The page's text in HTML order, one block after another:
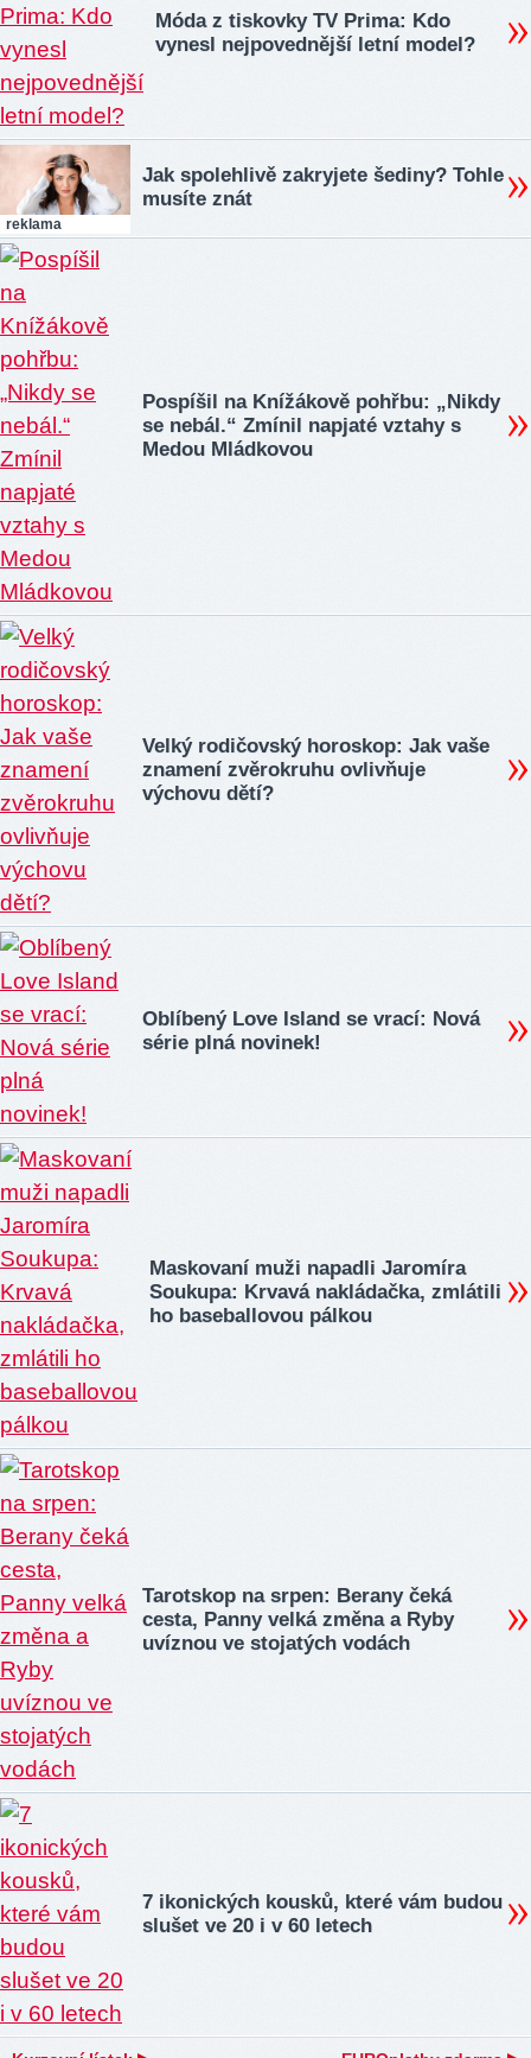
Móda z tiskovky TV Prima: Kdo
vynesl nejpovednější letní model?
reklama
Jak spolehlivě zakryjete šediny? Tohle
musíte znát
Pospíšil na Knížákově pohřbu: „Nikdy
se nebál.“ Zmínil napjaté vztahy s
Medou Mládkovou
Velký rodičovský horoskop: Jak vaše
znamení zvěrokruhu ovlivňuje
výchovu dětí?
Oblíbený Love Island se vrací: Nová
série plná novinek!
Maskovaní muži napadli Jaromíra
Soukupa: Krvavá nakládačka, zmlátili
ho baseballovou pálkou
Tarotskop na srpen: Berany čeká
cesta, Panny velká změna a Ryby
uvíznou ve stojatých vodách
7 ikonických kousků, které vám budou
slušet ve 20 i v 60 letech